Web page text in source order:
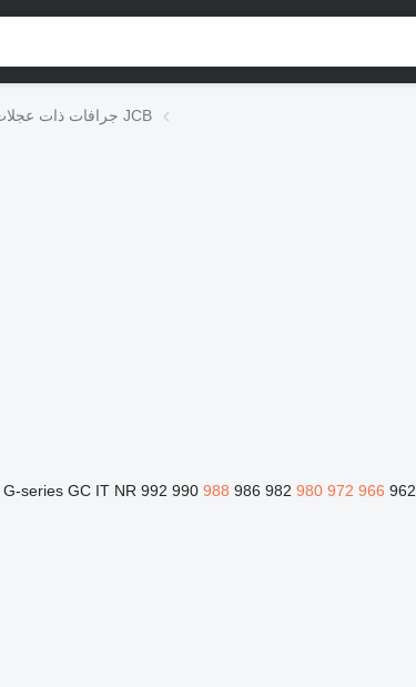
جرافات ذات عجلات JCB
962
966
972
980
982
986
988
990
992
G-series GC IT NR